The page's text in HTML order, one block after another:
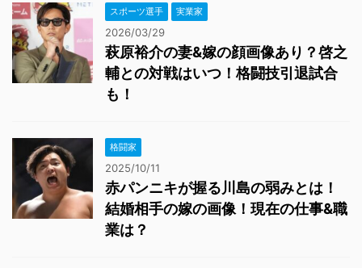
スポーツ選手 実業家
2026/03/29
萩原裕介の妻&嫁の顔画像あり？啓之
輔との対戦はいつ！格闘技引退試合
も！
格闘家
2025/10/11
赤パンニキが握る川島の弱みとは！
結婚相手の嫁の画像！現在の仕事&職
業は？